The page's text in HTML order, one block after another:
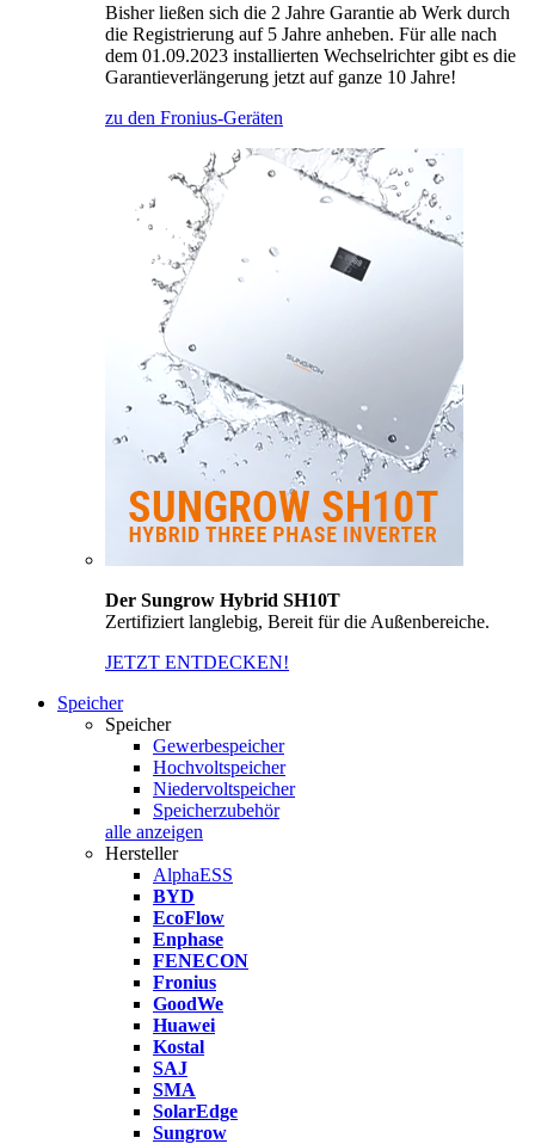
Bisher ließen sich die 2 Jahre Garantie ab Werk durch
die Registrierung auf 5 Jahre anheben. Für alle nach
dem 01.09.2023 installierten Wechselrichter gibt es die
Garantieverlängerung jetzt auf ganze 10 Jahre!
zu den Fronius-Geräten
Der Sungrow Hybrid SH10T
Zertifiziert langlebig, Bereit für die Außenbereiche.
JETZT ENTDECKEN!
Speicher
Speicher
Gewerbespeicher
Hochvoltspeicher
Niedervoltspeicher
Speicherzubehör
alle anzeigen
Hersteller
AlphaESS
BYD
EcoFlow
Enphase
FENECON
Fronius
GoodWe
Huawei
Kostal
SAJ
SMA
SolarEdge
Sungrow